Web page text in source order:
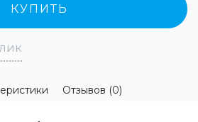
КУПИТЬ
Отзывов (0)